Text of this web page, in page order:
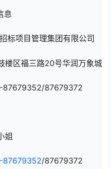
息
标项目管理集团有限公司
区福三路20号华润万象城
87679352/87679372
姐
87679352/87679372